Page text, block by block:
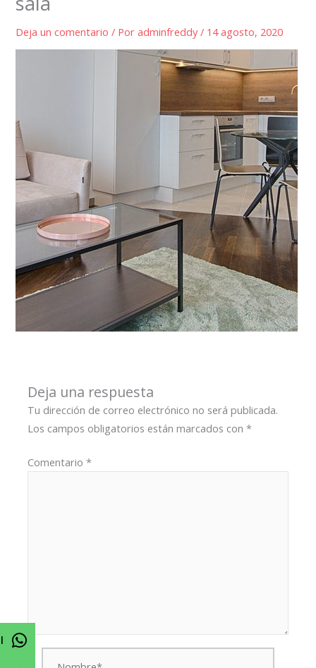
Deja un comentario / Poradminfreddy/ 14 agosto, 2020
Deja una respuesta
Tu dirección de correo electrónico no será publicada.
Los campos obligatorios están marcados con*
Comentario*
Nombre*